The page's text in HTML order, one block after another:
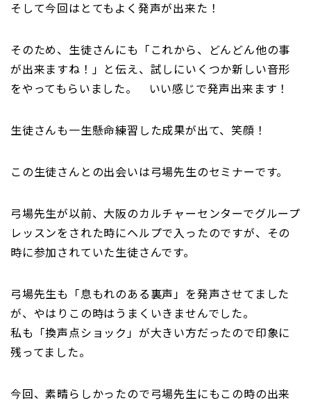
そして今回はとてもよく発声が出来た！
そのため、生徒さんにも「これから、どんどん他の事
が出来ますね！」と伝え、試しにいくつか新しい音形
をやってもらいました。 いい感じで発声出来ます！
生徒さんも一生懸命練習した成果が出て、笑顔！
この生徒さんとの出会いは弓場先生のセミナーです。
弓場先生が以前、大阪のカルチャーセンターでグループ
レッスンをされた時にヘルプで入ったのですが、その
時に参加されていた生徒さんです。
弓場先生も「息もれのある裏声」を発声させてました
が、やはりこの時はうまくいきませんでした。
私も「換声点ショック」が大きい方だったので印象に
残ってました。
今回、素晴らしかったので弓場先生にもこの時の出来